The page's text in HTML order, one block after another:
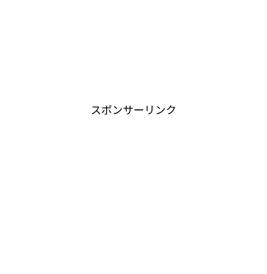
スポンサーリンク